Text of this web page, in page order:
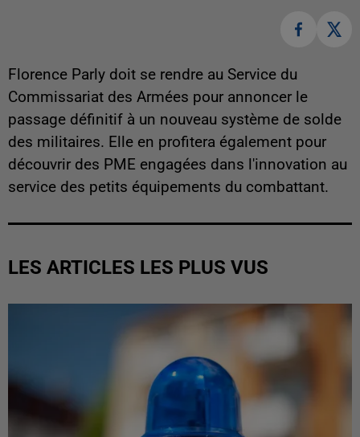
Florence Parly doit se rendre au Service du
Commissariat des Armées pour annoncer le
passage définitif à un nouveau système de solde
des militaires. Elle en profitera également pour
découvrir des PME engagées dans l'innovation au
service des petits équipements du combattant.
LES ARTICLES LES PLUS VUS